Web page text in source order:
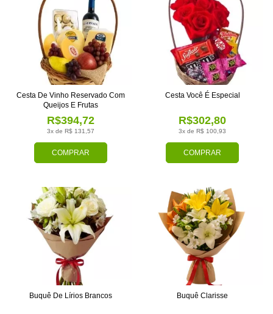
COMPRAR
3x de R$ 131,57
R$394,72
Cesta De Vinho Reservado Com
Queijos E Frutas
COMPRAR
3x de R$ 100,93
R$302,80
Cesta Você É Especial
Buquê De Lírios Brancos Buquê Clarisse